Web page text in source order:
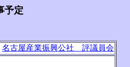
予定
名古屋産業振興公社 評議員会